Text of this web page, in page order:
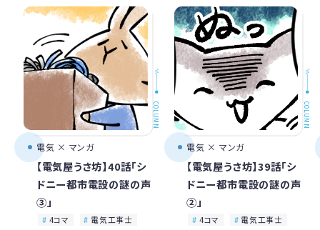
COLUMN
電気 × マンガ
【電気屋うさ坊】40話「シ
ドニー都市電設の謎の声
③」
4コマ 電気工事士
COLUMN
電気 × マンガ
【電気屋うさ坊】39話「シ
ドニー都市電設の謎の声
②」
4コマ 電気工事士